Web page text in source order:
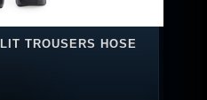
TROUSERS HOSE